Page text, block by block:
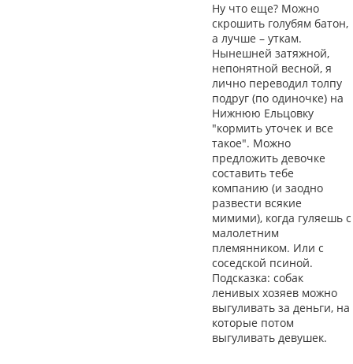
Ну что еще? Можно
скрошить голубям батон,
а лучше – уткам.
Нынешней затяжной,
непонятной весной, я
лично переводил толпу
подруг (по одиночке) на
Нижнюю Ельцовку
"кормить уточек и все
такое". Можно
предложить девочке
составить тебе
компанию (и заодно
развести всякие
мимими), когда гуляешь с
малолетним
племянником. Или с
соседской псиной.
Подсказка: собак
ленивых хозяев можно
выгуливать за деньги, на
которые потом
выгуливать девушек.